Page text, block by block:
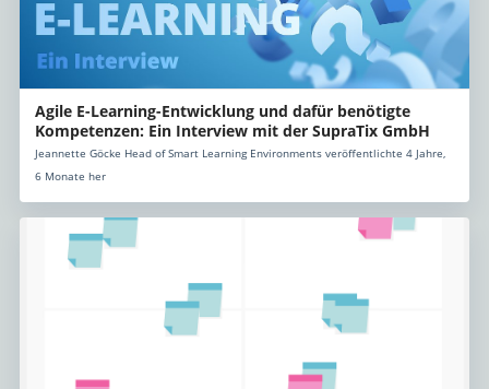
Agile E-Learning-Entwicklung und dafür benötigte
Kompetenzen: Ein Interview mit der SupraTix GmbH
Jeannette Göcke Head of Smart Learning Environments veröffentlichte 4 Jahre,
6 Monate her